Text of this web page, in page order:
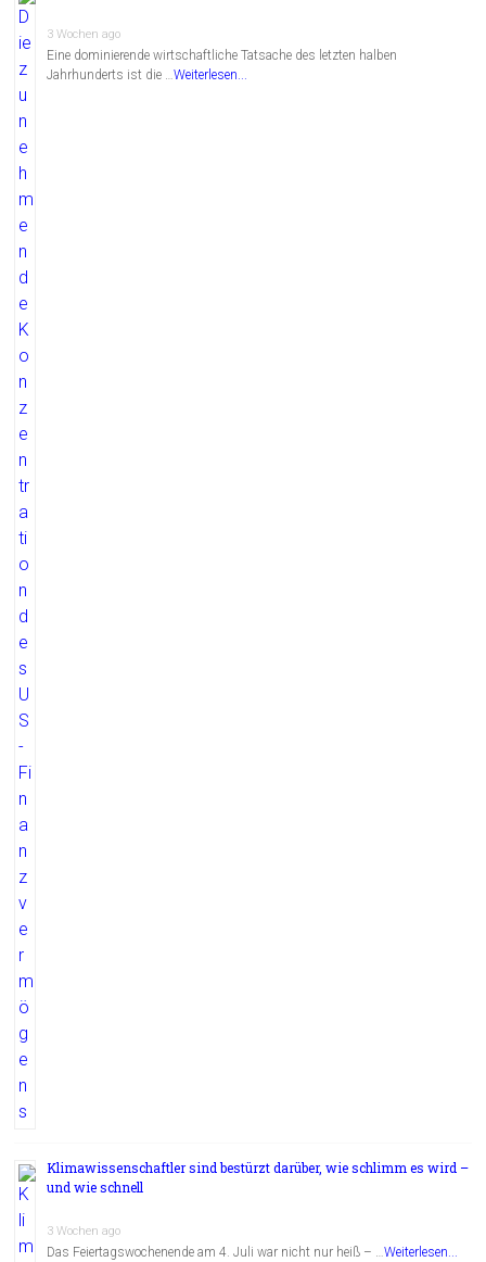
3 Wochen ago
Eine dominierende wirtschaftliche Tatsache des letzten halben
Jahrhunderts ist die …Weiterlesen...
Klimawissenschaftler sind bestürzt darüber, wie schlimm es wird –
und wie schnell
3 Wochen ago
Das Feiertagswochenende am 4. Juli war nicht nur heiß – …Weiterlesen...